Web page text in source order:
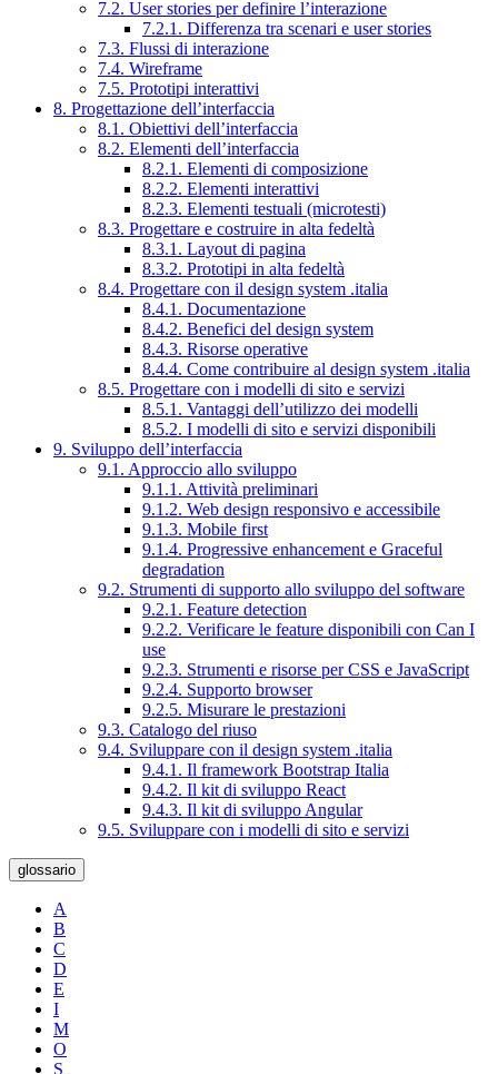
7.2. User stories per definire l’interazione
7.2.1. Differenza tra scenari e user stories
7.3. Flussi di interazione
7.4. Wireframe
7.5. Prototipi interattivi
8. Progettazione dell’interfaccia
8.1. Obiettivi dell’interfaccia
8.2. Elementi dell’interfaccia
8.2.1. Elementi di composizione
8.2.2. Elementi interattivi
8.2.3. Elementi testuali (microtesti)
8.3. Progettare e costruire in alta fedeltà
8.3.1. Layout di pagina
8.3.2. Prototipi in alta fedeltà
8.4. Progettare con il design system .italia
8.4.1. Documentazione
8.4.2. Benefici del design system
8.4.3. Risorse operative
8.4.4. Come contribuire al design system .italia
8.5. Progettare con i modelli di sito e servizi
8.5.1. Vantaggi dell’utilizzo dei modelli
8.5.2. I modelli di sito e servizi disponibili
9. Sviluppo dell’interfaccia
9.1. Approccio allo sviluppo
9.1.1. Attività preliminari
9.1.2. Web design responsivo e accessibile
9.1.3. Mobile first
9.1.4. Progressive enhancement e Graceful
degradation
9.2. Strumenti di supporto allo sviluppo del software
9.2.1. Feature detection
9.2.2. Verificare le feature disponibili con Can I
use
9.2.3. Strumenti e risorse per CSS e JavaScript
9.2.4. Supporto browser
9.2.5. Misurare le prestazioni
9.3. Catalogo del riuso
9.4. Sviluppare con il design system .italia
9.4.1. Il framework Bootstrap Italia
9.4.2. Il kit di sviluppo React
9.4.3. Il kit di sviluppo Angular
9.5. Sviluppare con i modelli di sito e servizi
glossario
A
B
C
D
E
I
M
O
S